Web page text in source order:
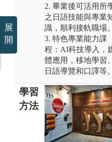
2. 畢業後可活用所
之日語技能與專業
識，順利接軌職場。
3. 特色專業能力課
程：AI科技導入，
體應用，移地學習、
日語導覽和口譯等。
學習
方法
展
開